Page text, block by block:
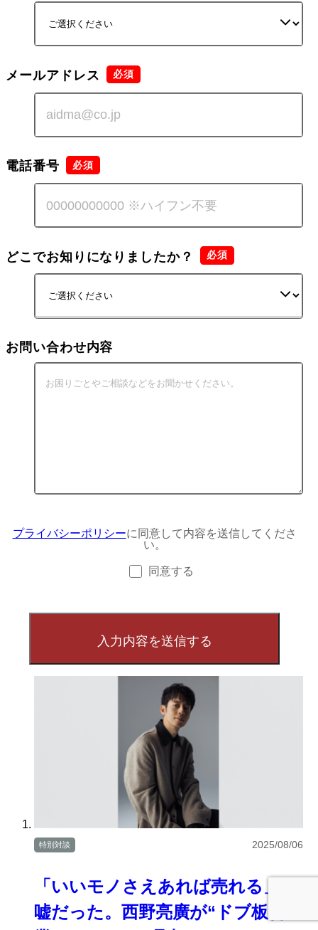
メールアドレス
電話番号
どこでお知りになりましたか？
お問い合わせ内容
プライバシーポリシーに同意して内容を送信してくださ
い。
同意する
「いいモノさえあれば売れる」は
嘘だった。西野亮廣が“ドブ板営
特別対談 2025/08/06